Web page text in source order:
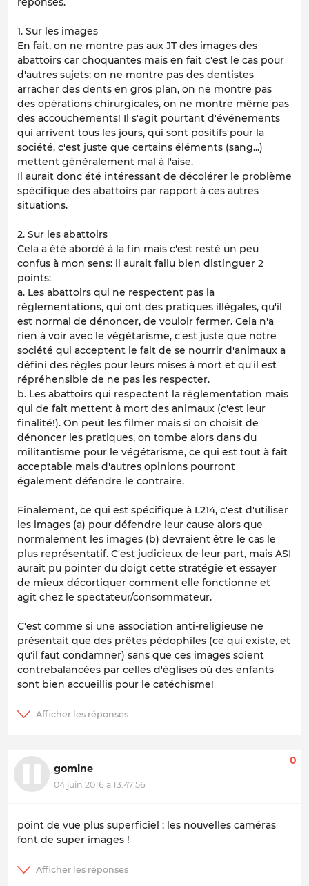
1. Sur les images
En fait, on ne montre pas aux JT des images des
abattoirs car choquantes mais en fait c'est le cas pour
d'autres sujets: on ne montre pas des dentistes
arracher des dents en gros plan, on ne montre pas
des opérations chirurgicales, on ne montre même pas
des accouchements! Il s'agit pourtant d'événements
qui arrivent tous les jours, qui sont positifs pour la
société, c'est juste que certains éléments (sang...)
mettent généralement mal à l'aise.
Il aurait donc été intéressant de décolérer le problème
spécifique des abattoirs par rapport à ces autres
situations.
2. Sur les abattoirs
Cela a été abordé à la fin mais c'est resté un peu
confus à mon sens: il aurait fallu bien distinguer 2
points:
a. Les abattoirs qui ne respectent pas la
réglementations, qui ont des pratiques illégales, qu'il
est normal de dénoncer, de vouloir fermer. Cela n'a
rien à voir avec le végétarisme, c'est juste que notre
société qui acceptent le fait de se nourrir d'animaux a
défini des règles pour leurs mises à mort et qu'il est
répréhensible de ne pas les respecter.
b. Les abattoirs qui respectent la réglementation mais
qui de fait mettent à mort des animaux (c'est leur
finalité!). On peut les filmer mais si on choisit de
dénoncer les pratiques, on tombe alors dans du
militantisme pour le végétarisme, ce qui est tout à fait
acceptable mais d'autres opinions pourront
également défendre le contraire.
Finalement, ce qui est spécifique à L214, c'est d'utiliser
les images (a) pour défendre leur cause alors que
normalement les images (b) devraient être le cas le
plus représentatif. C'est judicieux de leur part, mais ASI
aurait pu pointer du doigt cette stratégie et essayer
de mieux décortiquer comment elle fonctionne et
agit chez le spectateur/consommateur.
C'est comme si une association anti-religieuse ne
présentait que des prêtes pédophiles (ce qui existe, et
qu'il faut condamner) sans que ces images soient
contrebalancées par celles d'églises où des enfants
sont bien accueillis pour le catéchisme!
gomine
04 juin 2016 à 13:47:56
0
point de vue plus superficiel : les nouvelles caméras
font de super images !